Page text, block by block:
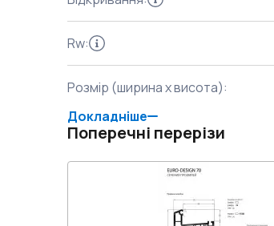
Rw:
Розмір (ширина x висота):
Докладніше
Поперечні перерізи